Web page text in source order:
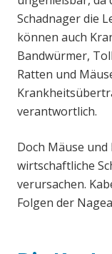
Schadnager die
können auch
Bandwürmer,
Ratten und
verantwortlich.
Doch Mäuse
wirtschaftliche
verursachen.
Folgen der